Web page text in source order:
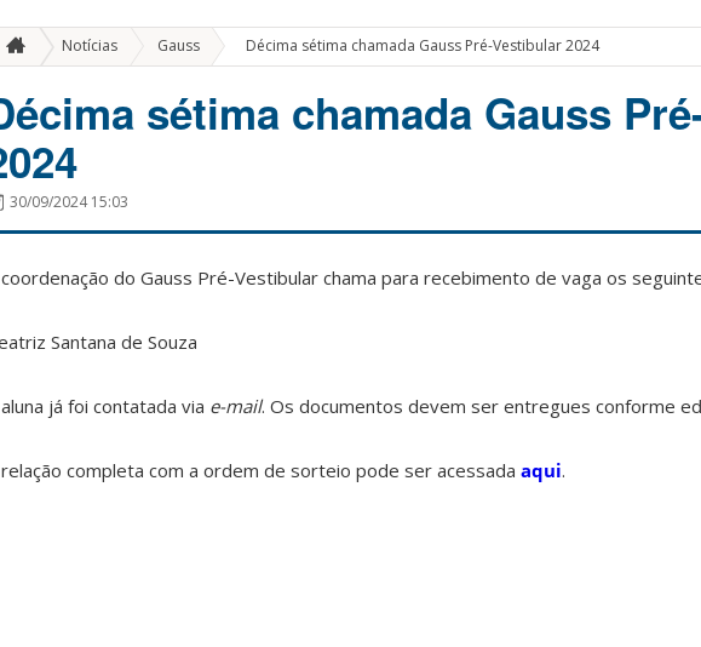
Notícias Gauss » Décima sétima chamada Gauss Pré-Vestibular 2024
sétima chamada Gauss
30/09/2024 15:03
do Gauss Pré-Vestibular chama para recebimento de vaga os
Santana de Souza
já foi contatada via e-mail. Os documentos devem ser entregues conforme
completa com a ordem de sorteio pode ser acessada aqui.